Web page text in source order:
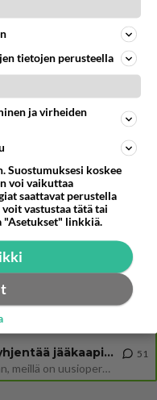
jättimäisen rahasalkun
25-vuotias Helmi
- Tanssii Tähtien Kanssa
https://www.iltalehti.fi/viihdeuutiset/a/c46da6ab-340f-4790-aaa7-0865eed2336 Yrityksen konkurssihakemus on tullut kärä
Tiesitkö? Martina Aitolehden isäpuoli on tämä suosittu laulaja
Martina Aitolehti on seurattu julkisuuden henkilö. Lähipiiriin mahtuu muitakin tunnettuja henkilöitä. Tiesitkö, että Ma
Uusioperheen aikuiset lapset tyhjentää jääkaapin käydessään
Miten selvittäisitte seuraavan ongelman, meillä on uusioperhe, minulla teini-ikäiset lapset ja puolisolla aikuiset, jotk
51
tietojen perusteella
ja virheiden
Suostumuksesi koskee
voi vaikuttaa
saattavat perustella
vastustaa tätä tai
"Asetukset" linkkiä.